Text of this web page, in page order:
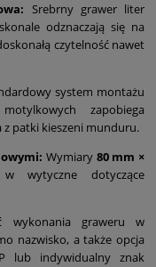
Srebrny grawer liter
odznaczają się na
czytelność nawet
system montażu
zapobiega
z patki kieszeni munduru.
Wymiary 80 mm ×
wytyczne dotyczące
wykonania graweru w
nazwisko, a także opcja
lub indywidualny znak